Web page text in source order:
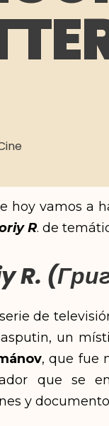
hoy vamos a
R. de
R.
de
un
, que fue
que se
y